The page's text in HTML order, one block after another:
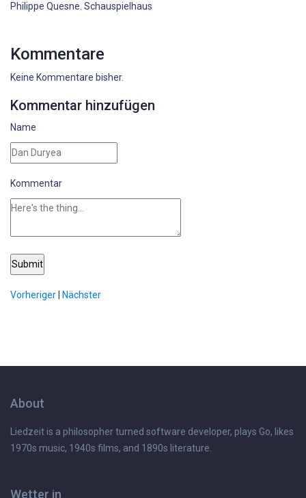
Philippe Quesne. Schauspielhaus
Kommentare
Keine Kommentare bisher.
Kommentar hinzufügen
Name
Kommentar
Submit
Vorheriger Nächster
About
Liedzeit is a philosopher turned software developer, plays Go, likes
1970s music, 1940s films, and 1890s literature.
Wetter in